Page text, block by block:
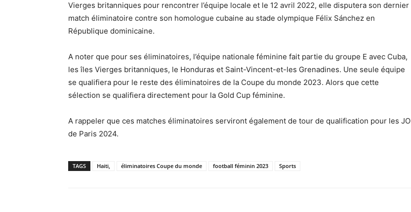
Vierges britanniques pour rencontrer l’équipe locale et le 12 avril 2022, elle disputera son dernier
match éliminatoire contre son homologue cubaine au stade olympique Félix Sánchez en
République dominicaine.
A noter que pour ses éliminatoires, l’équipe nationale féminine fait partie du groupe E avec Cuba,
les îles Vierges britanniques, le Honduras et Saint-Vincent-et-les Grenadines. Une seule équipe
se qualifiera pour le reste des éliminatoires de la Coupe du monde 2023. Alors que cette
sélection se qualifiera directement pour la Gold Cup féminine.
A rappeler que ces matches éliminatoires serviront également de tour de qualification pour les JO
de Paris 2024.
TAGS Haiti, éliminatoires Coupe du monde football féminin 2023 Sports